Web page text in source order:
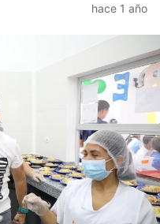
hace 1 año